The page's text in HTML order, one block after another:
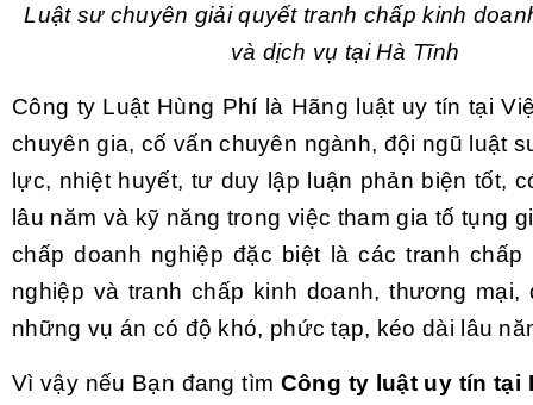
Luật sư chuyên giải quyết tranh chấp kinh
và dịch vụ tại Hà Tĩnh
Công ty Luật Hùng Phí là Hãng luật uy tín tại
chuyên gia, cố vấn chuyên ngành, đội ngũ luật
lực, nhiệt huyết, tư duy lập luận phản biện tốt,
lâu năm và kỹ năng trong việc tham gia tố tụng
chấp doanh nghiệp đặc biệt là các tranh chấp
nghiệp và tranh chấp kinh doanh, thương mại,
những vụ án có độ khó, phức tạp, kéo dài lâu
Vì vậy nếu Bạn đang tìm Công ty luật uy tín tại